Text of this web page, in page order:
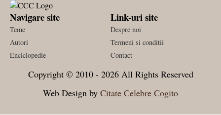
Navigare site
Teme
Autori
Enciclopedie
Link-uri site
Despre noi
Termeni si conditii
Contact
Copyright © 2010 - 2026 All Rights Reserved
Web Design by Citate Celebre Cogito